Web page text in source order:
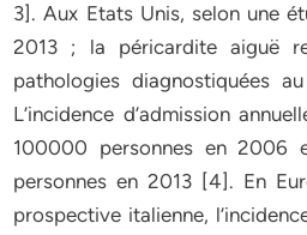
3]. Aux Etats Unis, selon une
2013 ; la péricardite aiguë
pathologies diagnostiquées
L’incidence d’admission
100000 personnes en 2006
personnes en 2013 [4]. En
prospective italienne,